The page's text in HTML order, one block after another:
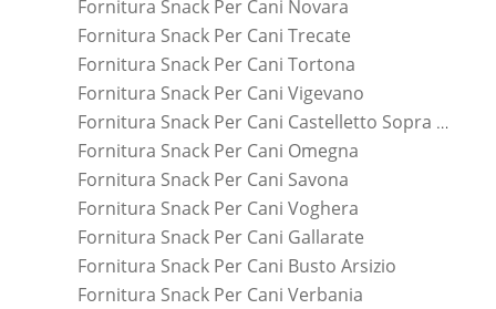
Fornitura Snack Per Cani Novara
Fornitura Snack Per Cani Trecate
Fornitura Snack Per Cani Tortona
Fornitura Snack Per Cani Vigevano
Fornitura Snack Per Cani Castelletto Sopra Ticino
Fornitura Snack Per Cani Omegna
Fornitura Snack Per Cani Savona
Fornitura Snack Per Cani Voghera
Fornitura Snack Per Cani Gallarate
Fornitura Snack Per Cani Busto Arsizio
Fornitura Snack Per Cani Verbania